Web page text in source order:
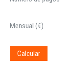
Mensual (€)
Calcular